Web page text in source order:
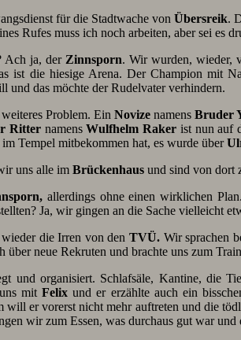
für die Stadtwache von Übersreik.
Rufes muss ich noch arbeiten, aber sei es
Ach ja, der Zinnsporn. Wir wurden, wieder,
ist die hiesige Arena. Der Champion mit
und das möchte der Rudelvater verhindern.
Problem. EinNovize namensBruder
Ritter namensWulfhelm Raker ist nun auf
Tempel mitbekommen hat, es wurde über
uns alle im Brückenhaus und sind von dort
allerdings ohne einen wirklichen
Ja, wir gingen an die Sache vielleicht
wieder die Irren von den TVÜ.Wir sprachen
über neue Rekruten und brachte uns zum
und organisiert. Schlafsäle, Kantine, die
uns mitFelix und er erzählte auch ein
will er vorerst nicht mehr auftreten und die
wir zum Essen, was durchaus gut war und